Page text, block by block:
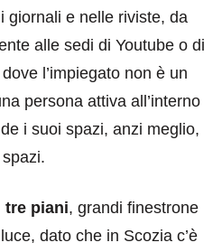
giornali e nelle riviste, da
alle sedi di Youtube o di
l’impiegato non è un
persona attiva all’interno
i suoi spazi, anzi meglio,
tre piani, grandi finestrone
dato che in Scozia c’è